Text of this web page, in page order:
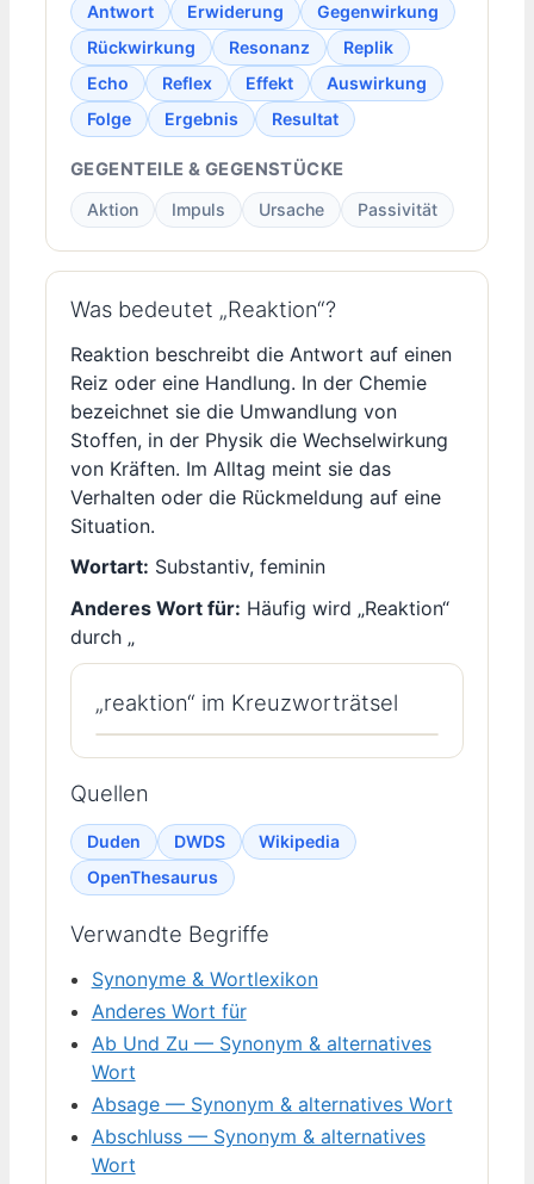
Antwort Erwiderung
Gegenwirkung
Rückwirkung
Resonanz
Replik
Echo
Reflex Effekt
Auswirkung
Folge
Ergebnis Resultat
GEGENTEILE & GEGENSTÜCKE
Aktion Impuls Ursache Passivität
Was bedeutet „Reaktion“?
Reaktion beschreibt die Antwort auf einen
Reiz oder eine Handlung. In der Chemie
bezeichnet sie die Umwandlung von
Stoffen, in der Physik die Wechselwirkung
von Kräften. Im Alltag meint sie das
Verhalten oder die Rückmeldung auf eine
Situation.
Wortart: Substantiv, feminin
Anderes Wort für: Häufig wird „Reaktion“
durch „
„reaktion“ im Kreuzworträtsel
Quellen
Duden DWDS
Wikipedia
OpenThesaurus
Verwandte Begriffe
Synonyme & Wortlexikon
Anderes Wort für
Ab Und Zu — Synonym & alternatives
Wort
Absage — Synonym & alternatives Wort
Abschluss — Synonym & alternatives
Wort